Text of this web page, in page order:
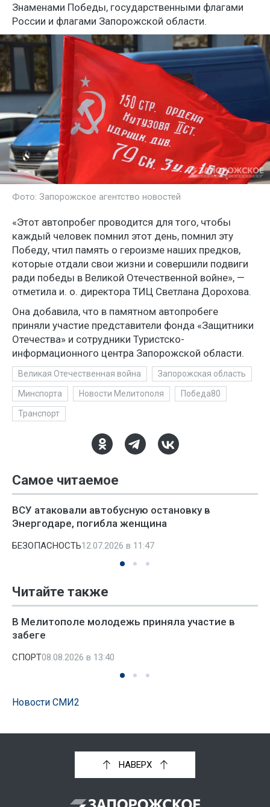
Знаменами Победы, государственными флагами
России и флагами Запорожской области.
Фото: Запорожское агентство новостей
«Этот автопробег проводится для того, чтобы
каждый человек помнил этот день, помнил эту
Победу, чтил память о героизме наших предков,
которые отдали свои жизни и совершили подвиги
ради победы в Великой Отечественной войне», —
отметила и. о. директора ТИЦ Светлана Дорохова.
Она добавила, что в памятном автопробеге
приняли участие представители фонда «Защитники
Отечества» и сотрудники Туристско-
информационного центра Запорожской области.
Великая Отечественная война Запорожская область
Минспорта Новости Мелитополя Победа80
Транспорт
Самое читаемое
ВСУ атаковали автобусную остановку в
Энергодаре, погибла женщина
БЕЗОПАСНОСТЬ12.07.2026 в 11:47
Читайте также
В Мелитополе молодежь приняла участие в
забеге
СПОРТ08.08.2026 в 13:40
Новости СМИ2
НАВЕРХ